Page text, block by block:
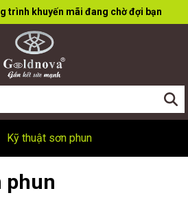
trình khuyến mãi đang chờ đợi bạn
Kỹ thuật sơn phun
phun